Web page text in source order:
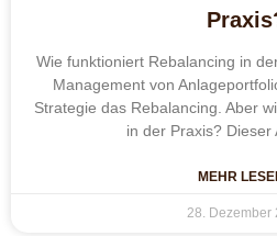
Wie funktioniert Rebalancing in
Management von
Strategie das Rebalancing. Aber
in der Praxis? Dieser
MEHR
28. Dezember